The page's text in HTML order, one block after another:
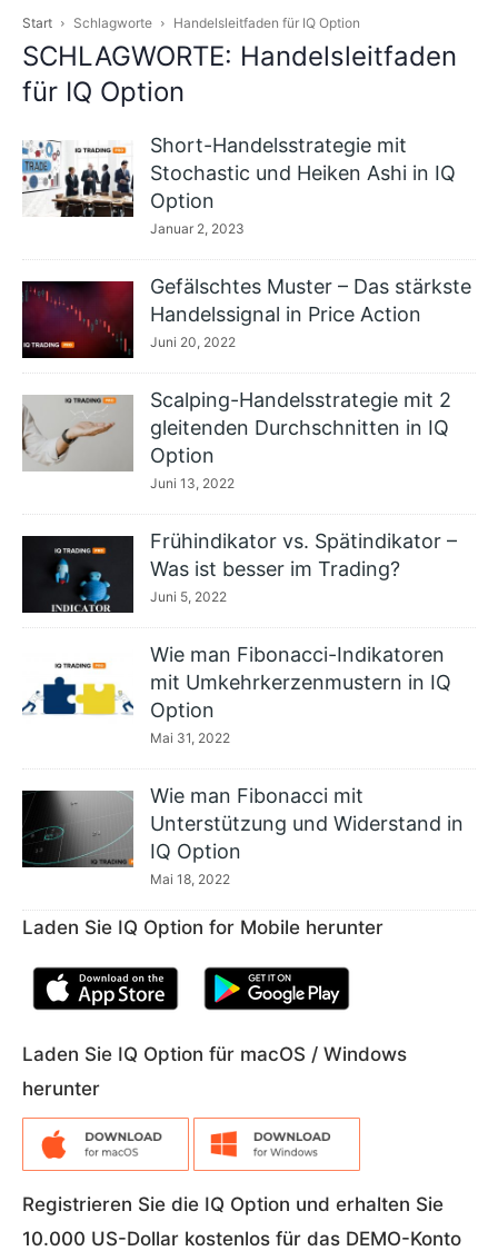
Start Schlagworte Handelsleitfaden für IQ Option
SCHLAGWORTE: Handelsleitfaden
für IQ Option
Short-Handelsstrategie mit
Stochastic und Heiken Ashi in IQ
Option
Januar 2, 2023
Gefälschtes Muster – Das stärkste
Handelssignal in Price Action
Juni 20, 2022
Scalping-Handelsstrategie mit 2
gleitenden Durchschnitten in IQ
Option
Juni 13, 2022
Frühindikator vs. Spätindikator –
Was ist besser im Trading?
Juni 5, 2022
Wie man Fibonacci-Indikatoren
mit Umkehrkerzenmustern in IQ
Option
Mai 31, 2022
Wie man Fibonacci mit
Unterstützung und Widerstand in
IQ Option
Mai 18, 2022
Laden Sie IQ Option for Mobile herunter
Laden Sie IQ Option für macOS / Windows
herunter
Registrieren Sie die IQ Option und erhalten Sie
10.000 US-Dollar kostenlos für das DEMO-Konto